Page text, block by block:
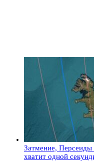
Затмение, Персеиды
хватит одной